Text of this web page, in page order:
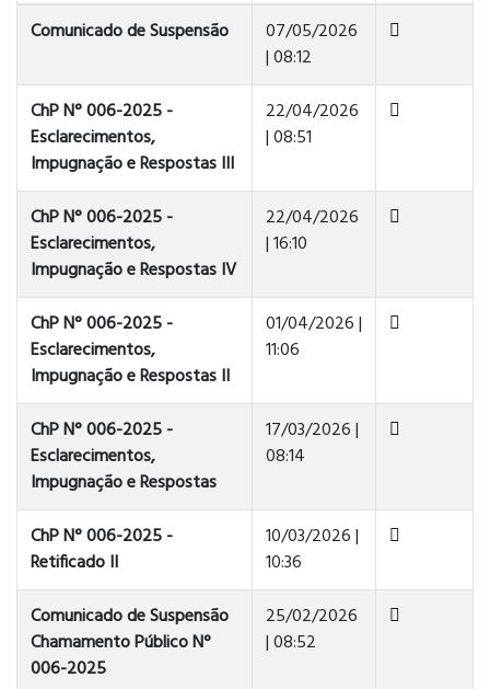
Comunicado de Suspensão
07/05/2026
| 08:12
ChP N° 006-2025 -
Esclarecimentos,
Impugnação e Respostas III
22/04/2026
| 08:51
ChP N° 006-2025 -
Esclarecimentos,
Impugnação e Respostas IV
22/04/2026
| 16:10
ChP N° 006-2025 -
Esclarecimentos,
Impugnação e Respostas II
01/04/2026 |
11:06
ChP N° 006-2025 -
Esclarecimentos,
Impugnação e Respostas
17/03/2026 |
08:14
ChP N° 006-2025 -
Retificado II
10/03/2026 |
10:36
Comunicado de Suspensão
Chamamento Público N°
006-2025
25/02/2026
| 08:52